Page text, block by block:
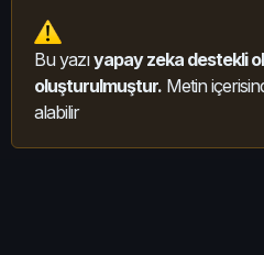
Bu yazıyapay zeka destekli
oluşturulmuştur. Metin
alabilir